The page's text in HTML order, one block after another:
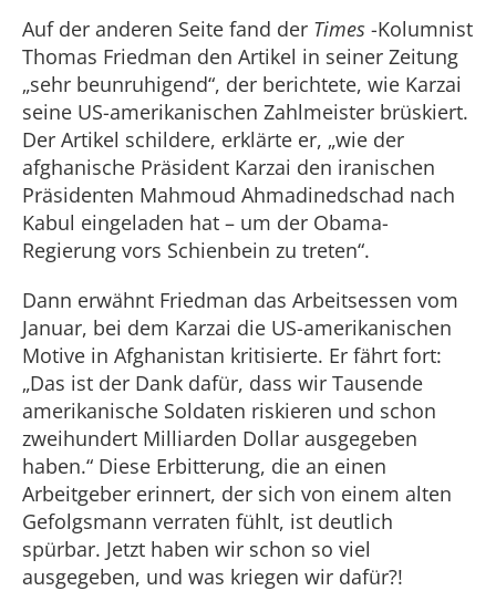
Auf der anderen Seite fand der Times -Kolumnist
Thomas Friedman den Artikel in seiner Zeitung
„sehr beunruhigend“, der berichtete, wie Karzai
seine US-amerikanischen Zahlmeister brüskiert.
Der Artikel schildere, erklärte er, „wie der
afghanische Präsident Karzai den iranischen
Präsidenten Mahmoud Ahmadinedschad nach
Kabul eingeladen hat – um der Obama-
Regierung vors Schienbein zu treten“.
Dann erwähnt Friedman das Arbeitsessen vom
Januar, bei dem Karzai die US-amerikanischen
Motive in Afghanistan kritisierte. Er fährt fort:
„Das ist der Dank dafür, dass wir Tausende
amerikanische Soldaten riskieren und schon
zweihundert Milliarden Dollar ausgegeben
haben.“ Diese Erbitterung, die an einen
Arbeitgeber erinnert, der sich von einem alten
Gefolgsmann verraten fühlt, ist deutlich
spürbar. Jetzt haben wir schon so viel
ausgegeben, und was kriegen wir dafür?!